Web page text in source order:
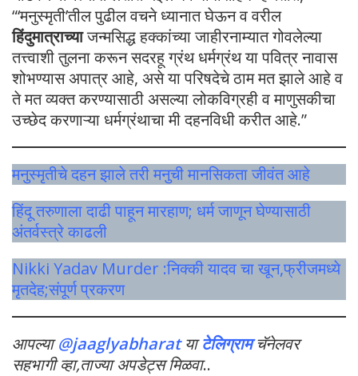
“‘मनुस्मृती’तील पुढील वचने ध्यानात घेऊन व वरील
हिंदुमात्राच्याजन्मसिद्ध हक्कांच्या जाहीरनाम्यात गोवलेल्या
तत्त्वाशी तुलना करून सदरहू ग्रंथ धर्मग्रंथ या पवित्र नावास
शोभण्यास अपात्र आहे, असे या परिषदेचे ठाम मत झाले आहे व
ते मत व्यक्त करण्यासाठी असल्या लोकविग्रही व माणुसकीचा
उच्छेद करणाऱ्या धर्मग्रंथाचा मी दहनविधी करीत आहे.”
मनुस्मृतीचे दहन झाले तरी मनुची मानसिकता जीवंत आहे
हिंदू तरुणाला दाढी पाहून मारहाण; धर्म जाणून घेण्यासाठी
अंतर्वस्त्रे काढली
Nikki Yadav Murder :निक्की यादव चा खून,फ्रीजमध्ये
मृतदेह;संपूर्ण प्रकरण
आपल्या@jaaglyabharat याटेलिग्राम चॅनेलवर
सहभागी व्हा,ताज्या अपडेट्स मिळवा..